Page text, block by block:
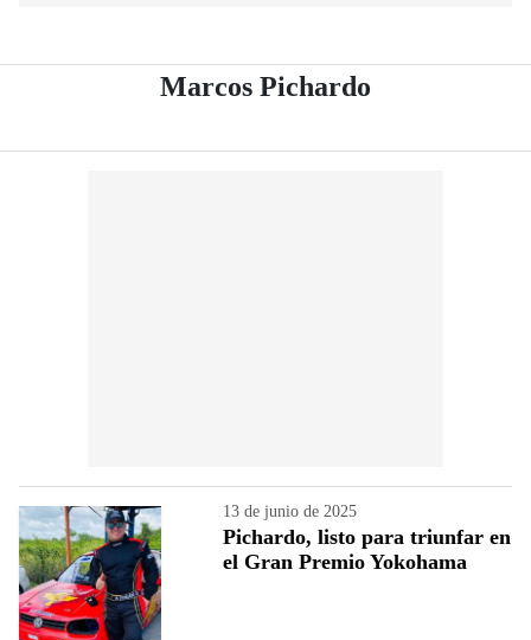
Marcos Pichardo
13 de junio de 2025
Pichardo, listo para triunfar en
el Gran Premio Yokohama